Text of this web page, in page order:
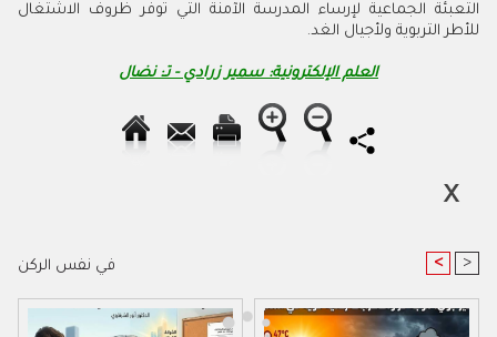
التعبئة الجماعية لإرساء المدرسة الآمنة التي توفر ظروف الاشتغال
للأطر التربوية ولأجيال الغد.
العلم الإلكترونية: سمير زرادي - تـ: نضال
في نفس الركن < >